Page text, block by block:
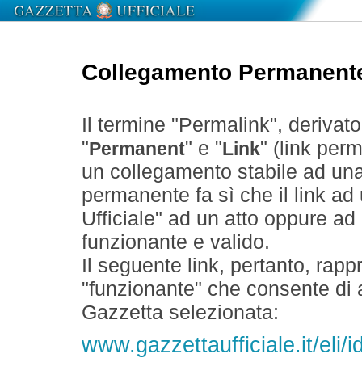
Collegamento
Il termine "Permalink",
" Permanent" e " Link" (link
un collegamento stabile ad
permanente fa sì che il link
Ufficiale" ad un atto oppure
funzionante e valido.
Il seguente link, pertanto,
"funzionante" che consente
Gazzetta selezionata:
www.gazzettaufficiale.it/eli/